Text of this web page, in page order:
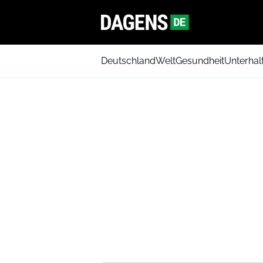
DeutschlandWeltGesundheit